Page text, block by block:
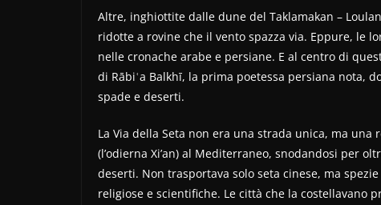
Altre, inghiottite dalle dune del Taklamakan –
ridotte a rovine che il vento spazza via. Eppure, le
nelle cronache arabe e persiane. E al centro di
di Rābiʿa Balkhī, la prima poetessa persiana nota,
spade e deserti.
La Via della Seta non era una strada unica, ma una
(l’odierna Xi’an) al Mediterraneo, snodandosi per
deserti. Non trasportava solo seta cinese, ma
religiose e scientifiche. Le città che la costellavano